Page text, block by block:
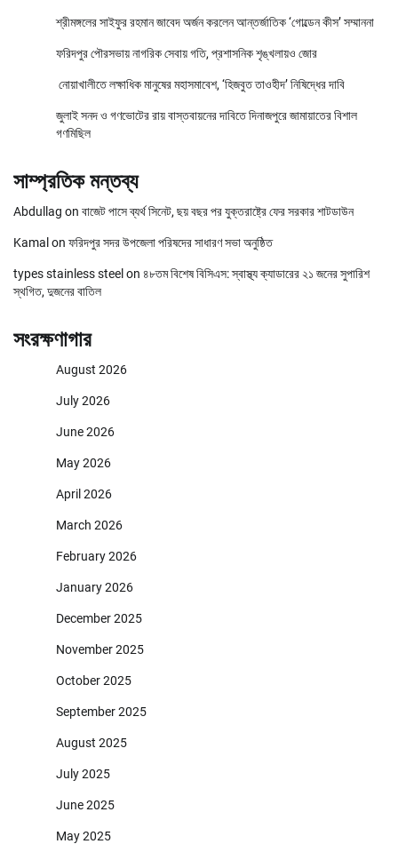
শ্রীমঙ্গলের সাইফুর রহমান জাবেদ অর্জন করলেন আন্তর্জাতিক ‘গোল্ডেন কীস’ সম্মাননা
ফরিদপুর পৌরসভায় নাগরিক সেবায় গতি, প্রশাসনিক শৃঙ্খলায়ও জোর
নোয়াখালীতে লক্ষাধিক মানুষের মহাসমাবেশ, ‘হিজবুত তাওহীদ’ নিষিদ্ধের দাবি
জুলাই সনদ ও গণভোটের রায় বাস্তবায়নের দাবিতে দিনাজপুরে জামায়াতের বিশাল
গণমিছিল
সাম্প্রতিক মন্তব্য
Abdullag on বাজেট পাসে ব্যর্থ সিনেট, ছয় বছর পর যুক্তরাষ্ট্রে ফের সরকার শাটডাউন
Kamalon ফরিদপুর সদর উপজেলা পরিষদের সাধারণ সভা অনুষ্ঠিত
types stainless steelon ৪৮তম বিশেষ বিসিএস: স্বাস্থ্য ক্যাডারের ২১ জনের সুপারিশ
স্থগিত, দুজনের বাতিল
সংরক্ষণাগার
August 2026
July 2026
June 2026
May 2026
April 2026
March 2026
February 2026
January 2026
December 2025
November 2025
October 2025
September 2025
August 2025
July 2025
June 2025
May 2025